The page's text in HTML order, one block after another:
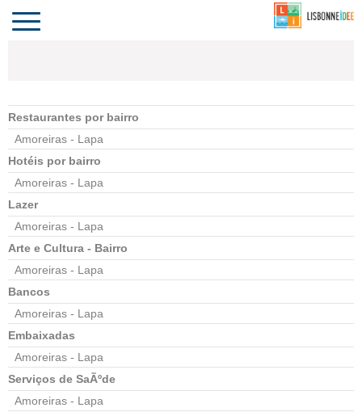
PORTUGAL
Toggle
navigation
Restaurantes por bairro
Amoreiras - Lapa
Hotéis por bairro
Amoreiras - Lapa
Lazer
Amoreiras - Lapa
Arte e Cultura - Bairro
Amoreiras - Lapa
Bancos
Amoreiras - Lapa
Embaixadas
Amoreiras - Lapa
Serviços de SaÃºde
Amoreiras - Lapa